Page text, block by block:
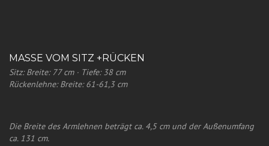
MASSE VOM SITZ +RÜCKEN
Sitz: Breite: 77 cm · Tiefe: 38 cm
Rückenlehne: Breite: 61-61,3 cm
Die Breite des Armlehnen beträgt ca. 4,5 cm und der Außenumfang
ca. 131 cm.